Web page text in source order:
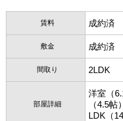
賃料 成約済
敷金 成約済
間取り 2LDK
部屋詳細
洋室（
（4.5帖）
LDK（